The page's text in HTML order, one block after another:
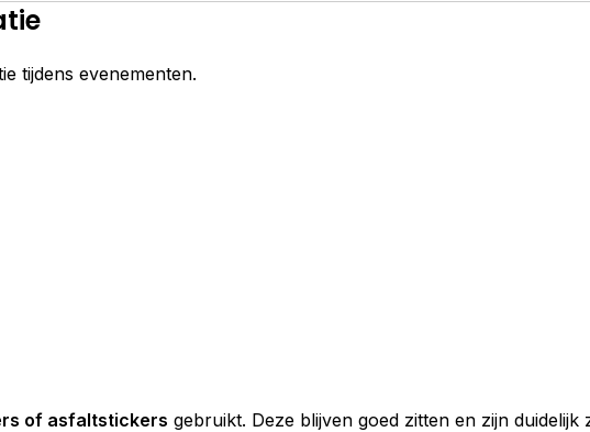
tijdens evenementen.
of asfaltstickers gebruikt. Deze blijven goed zitten en zijn duidelijk